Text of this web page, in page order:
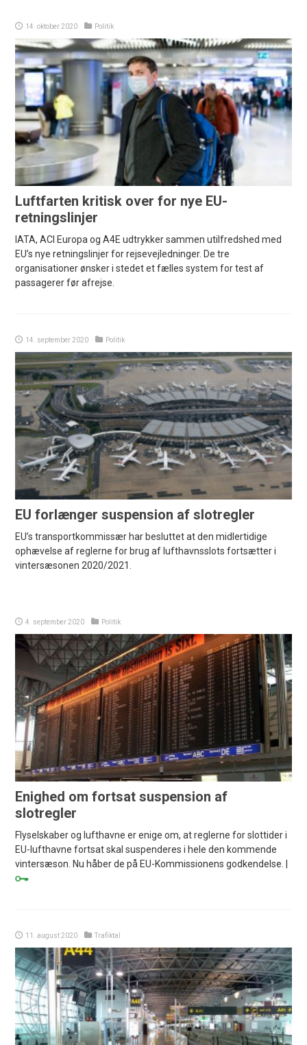
14. oktober 2020 Politik
Luftfarten kritisk over for nye EU-
retningslinjer
IATA, ACI Europa og A4E udtrykker sammen utilfredshed med
EU’s nye retningslinjer for rejsevejledninger. De tre
organisationer ønsker i stedet et fælles system for test af
passagerer før afrejse.
14. september 2020 Politik
EU forlænger suspension af slotregler
EU’s transportkommissær har besluttet at den midlertidige
ophævelse af reglerne for brug af lufthavnsslots fortsætter i
vintersæsonen 2020/2021.
4. september 2020 Politik
Enighed om fortsat suspension af
slotregler
Flyselskaber og lufthavne er enige om, at reglerne for slottider i
EU-lufthavne fortsat skal suspenderes i hele den kommende
vintersæson. Nu håber de på EU-Kommissionens godkendelse. |
11. august 2020 Trafiktal